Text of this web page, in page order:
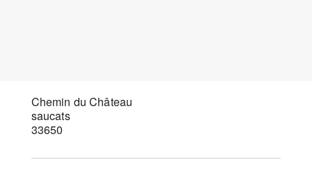
Chemin du Château
saucats
33650